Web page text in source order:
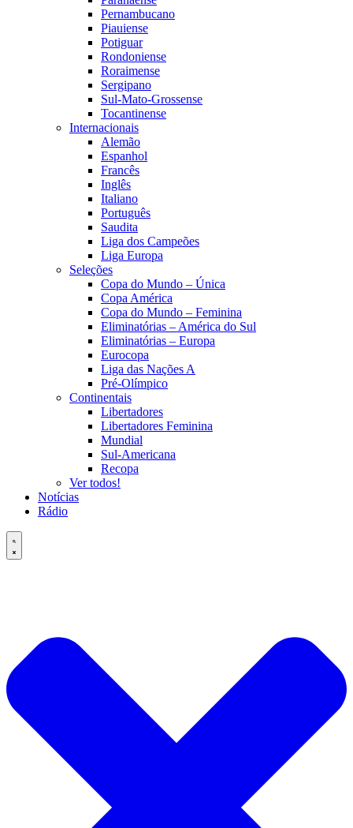
Pernambucano
Piauiense
Potiguar
Rondoniense
Roraimense
Sergipano
Sul-Mato-Grossense
Tocantinense
Internacionais
Alemão
Espanhol
Francês
Inglês
Italiano
Português
Saudita
Liga dos Campeões
Liga Europa
Seleções
Copa do Mundo – Única
Copa América
Copa do Mundo – Feminina
Eliminatórias – América do Sul
Eliminatórias – Europa
Eurocopa
Liga das Nações A
Pré-Olímpico
Continentais
Libertadores
Libertadores Feminina
Mundial
Sul-Americana
Recopa
Ver todos!
Notícias
Rádio